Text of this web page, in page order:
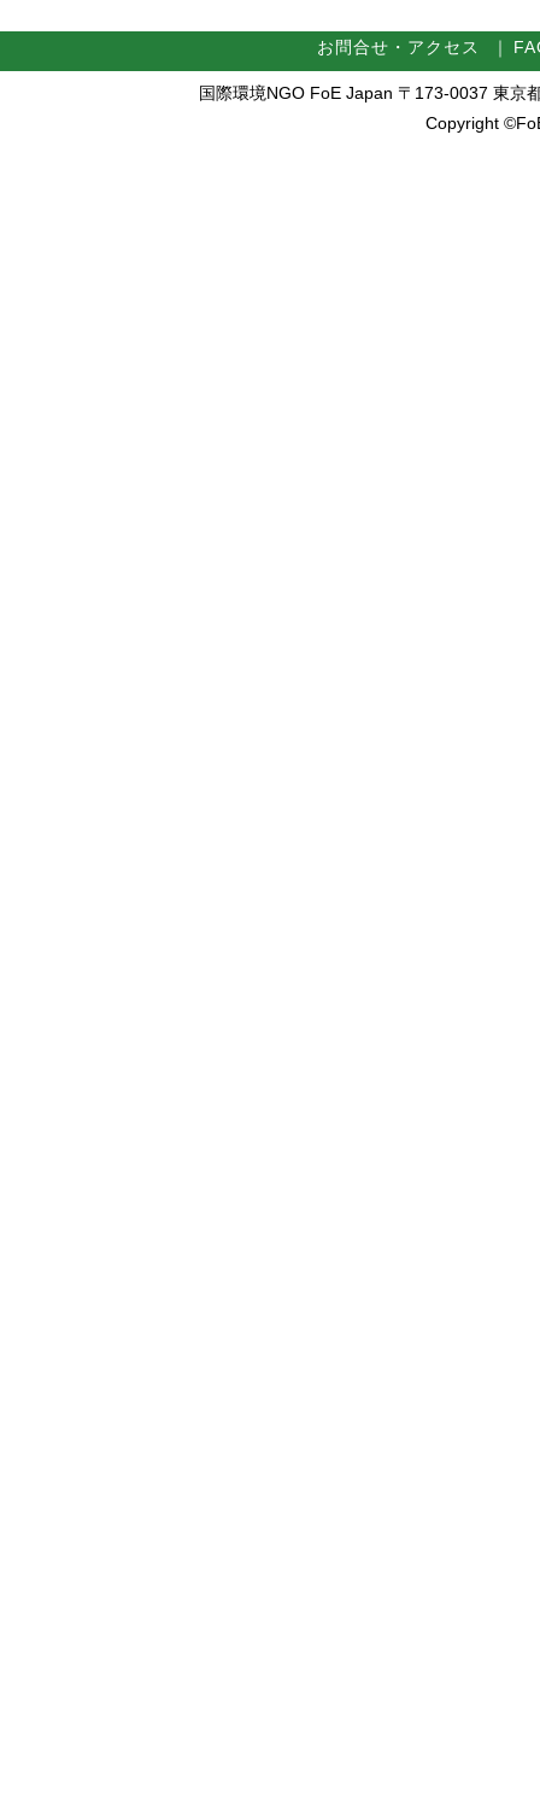
お問合せ・アクセス
国際環境NGO FoE Japan 〒173-0037 東
Copyright